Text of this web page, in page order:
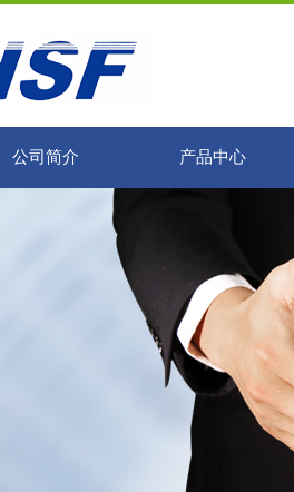
公司简介 产品中心